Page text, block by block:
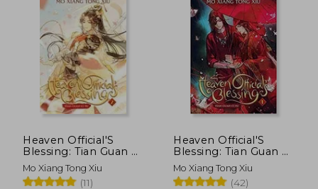
₡ 8.844
Heaven Official'S
Blessing: Tian Guan ci
fu (Novel) Vol. 2 (en
Inglés)
Mo Xiang Tong Xiu
(11)
Heaven Official'S
Blessing: Tian Guan ci
fu (Novel) Vol. 1 (en
Inglés)
Mo Xiang Tong Xiu
(42)